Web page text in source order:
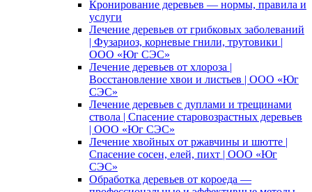
Кронирование деревьев — нормы, правила и
услуги
Лечение деревьев от грибковых заболеваний
| Фузариоз, корневые гнили, трутовики |
ООО «Юг СЭС»
Лечение деревьев от хлороза |
Восстановление хвои и листьев | ООО «Юг
СЭС»
Лечение деревьев с дуплами и трещинами
ствола | Спасение старовозрастных деревьев
| ООО «Юг СЭС»
Лечение хвойных от ржавчины и шютте |
Спасение сосен, елей, пихт | ООО «Юг
СЭС»
Обработка деревьев от короеда —